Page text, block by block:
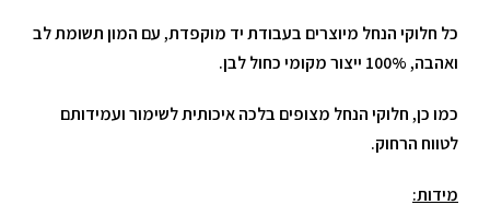
כל חלוקי הנחל מיוצרים בעבודת יד מוקפדת, עם המון תשומת לב
ואהבה, 100% ייצור מקומי כחול לבן.
כמו כן, חלוקי הנחל מצופים בלכה איכותית לשימור ועמידותם
לטווח הרחוק.
מידות: